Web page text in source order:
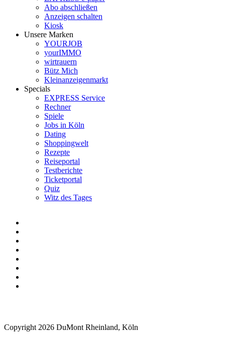
Abo abschließen
Anzeigen schalten
Kiosk
Unsere Marken
YOURJOB
yourIMMO
wirtrauern
Bütz Mich
Kleinanzeigenmarkt
Specials
EXPRESS Service
Rechner
Spiele
Jobs in Köln
Dating
Shoppingwelt
Rezepte
Reiseportal
Testberichte
Ticketportal
Quiz
Witz des Tages
Copyright 2026 DuMont Rheinland, Köln